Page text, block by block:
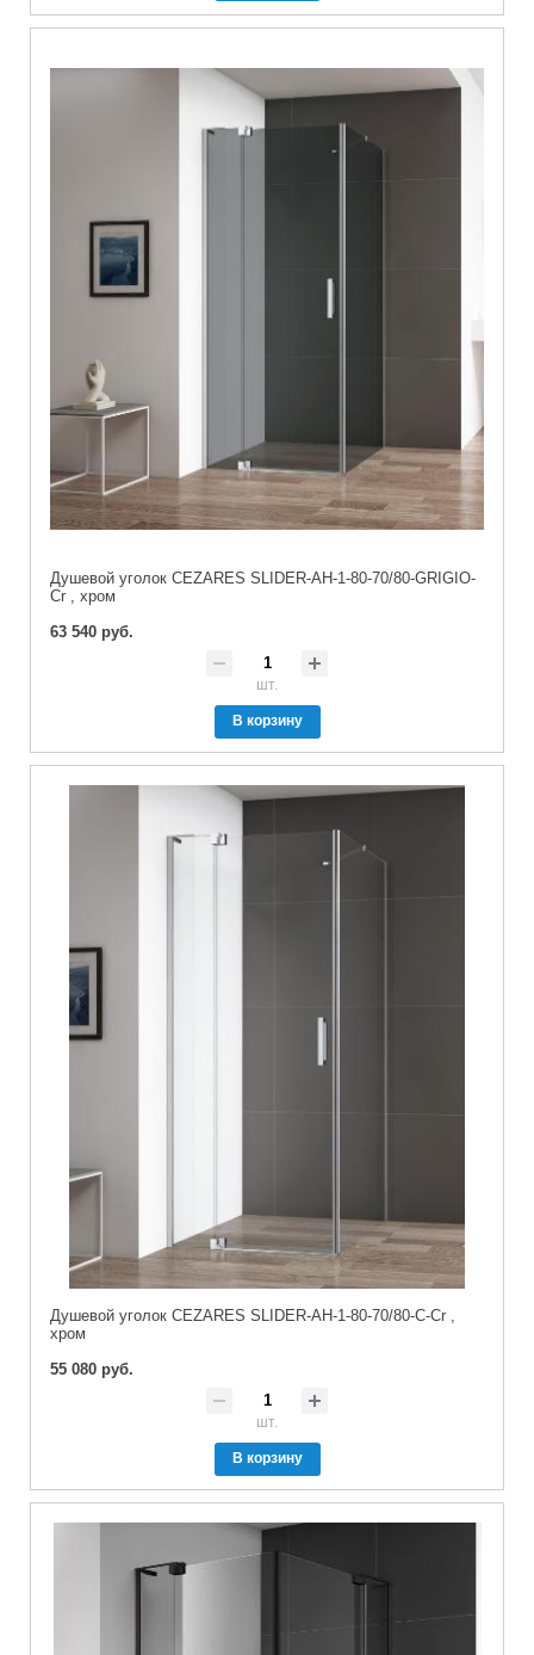
Душевой уголок CEZARES SLIDER-AH-1-80-70/80-GRIGIO-
Cr , хром
63 540 руб.
шт.
В корзину
Душевой уголок CEZARES SLIDER-AH-1-80-70/80-C-Cr ,
хром
55 080 руб.
шт.
В корзину